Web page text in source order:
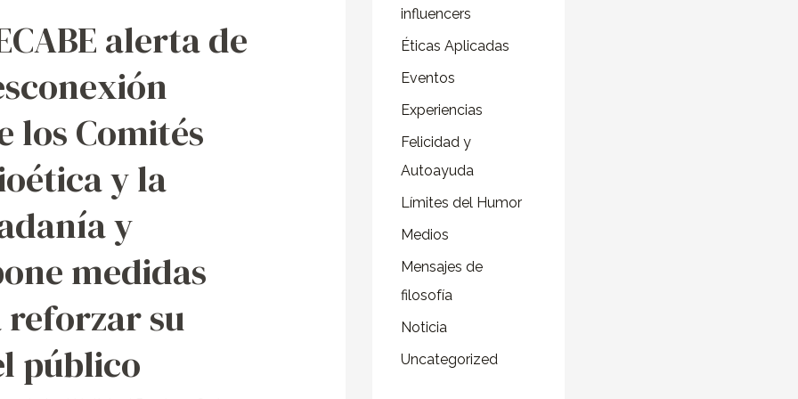
alerta de
los Comités
y la
y
medidas
reforzar su
público
o
r
:
influencers
Éticas Aplicadas
Eventos
Experiencias
Felicidad y
Autoayuda
Límites del Humor
Medios
Mensajes de
filosofía
Noticia
Uncategorized